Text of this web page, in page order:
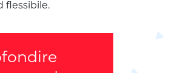
flessibile.